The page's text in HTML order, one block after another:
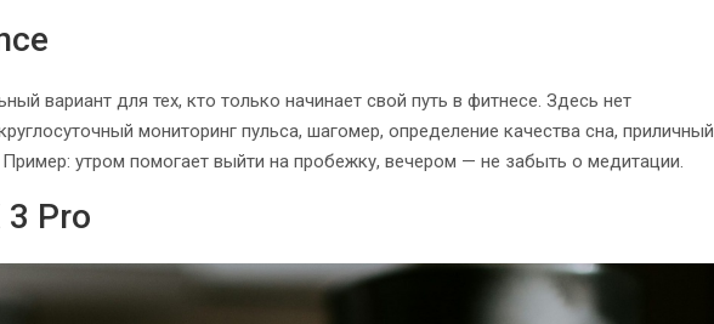
вариант для тех, кто только начинает свой путь в фитнесе. Здесь нет
мониторинг пульса, шагомер, определение качества сна, приличный
утром помогает выйти на пробежку, вечером — не забыть о медитации.
3 Pro